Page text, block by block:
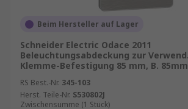
Acrylglas (PMMA): Hohe
Lichtdurchlässigkeit, kratzfest
Gehärtetes Glas:
Metallgitter oder Schutzkörbe
Beim Hersteller auf Lager
Schneider Electric Odace 2011
Beleuchtungsabdeckung zur
Klemme-Befestigung 85 mm, B. 85mm
RS Best.-Nr. 345-103
Herst. Teile-Nr. S530802J
Zwischensumme (1 Stück)